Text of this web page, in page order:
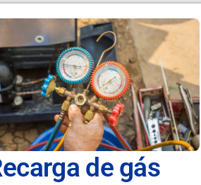
de gás